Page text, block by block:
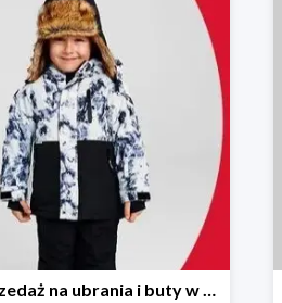
Wyprzedaż na ubrania i buty w Smyku do -70%